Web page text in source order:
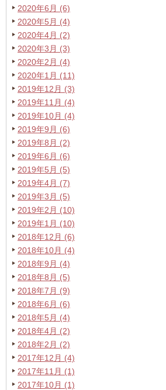
2020年6月 (6)
2020年5月 (4)
2020年4月 (2)
2020年3月 (3)
2020年2月 (4)
2020年1月 (11)
2019年12月 (3)
2019年11月 (4)
2019年10月 (4)
2019年9月 (6)
2019年8月 (2)
2019年6月 (6)
2019年5月 (5)
2019年4月 (7)
2019年3月 (5)
2019年2月 (10)
2019年1月 (10)
2018年12月 (6)
2018年10月 (4)
2018年9月 (4)
2018年8月 (5)
2018年7月 (9)
2018年6月 (6)
2018年5月 (4)
2018年4月 (2)
2018年2月 (2)
2017年12月 (4)
2017年11月 (1)
2017年10月 (1)